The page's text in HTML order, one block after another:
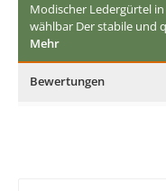
Modischer Ledergürtel
wählbar Der stabile und
Mehr
Bewertungen